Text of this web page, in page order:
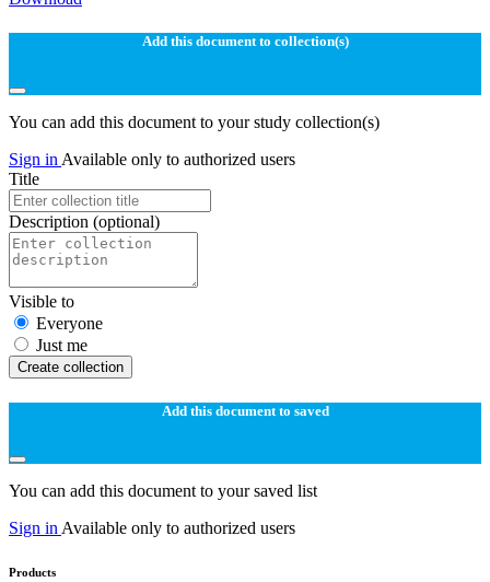
Add this document to collection(s)
You can add this document to your study collection(s)
Sign in Available only to authorized users
Title
Description (optional)
Visible to
Everyone
Just me
Create collection
Add this document to saved
You can add this document to your saved list
Sign in Available only to authorized users
Products